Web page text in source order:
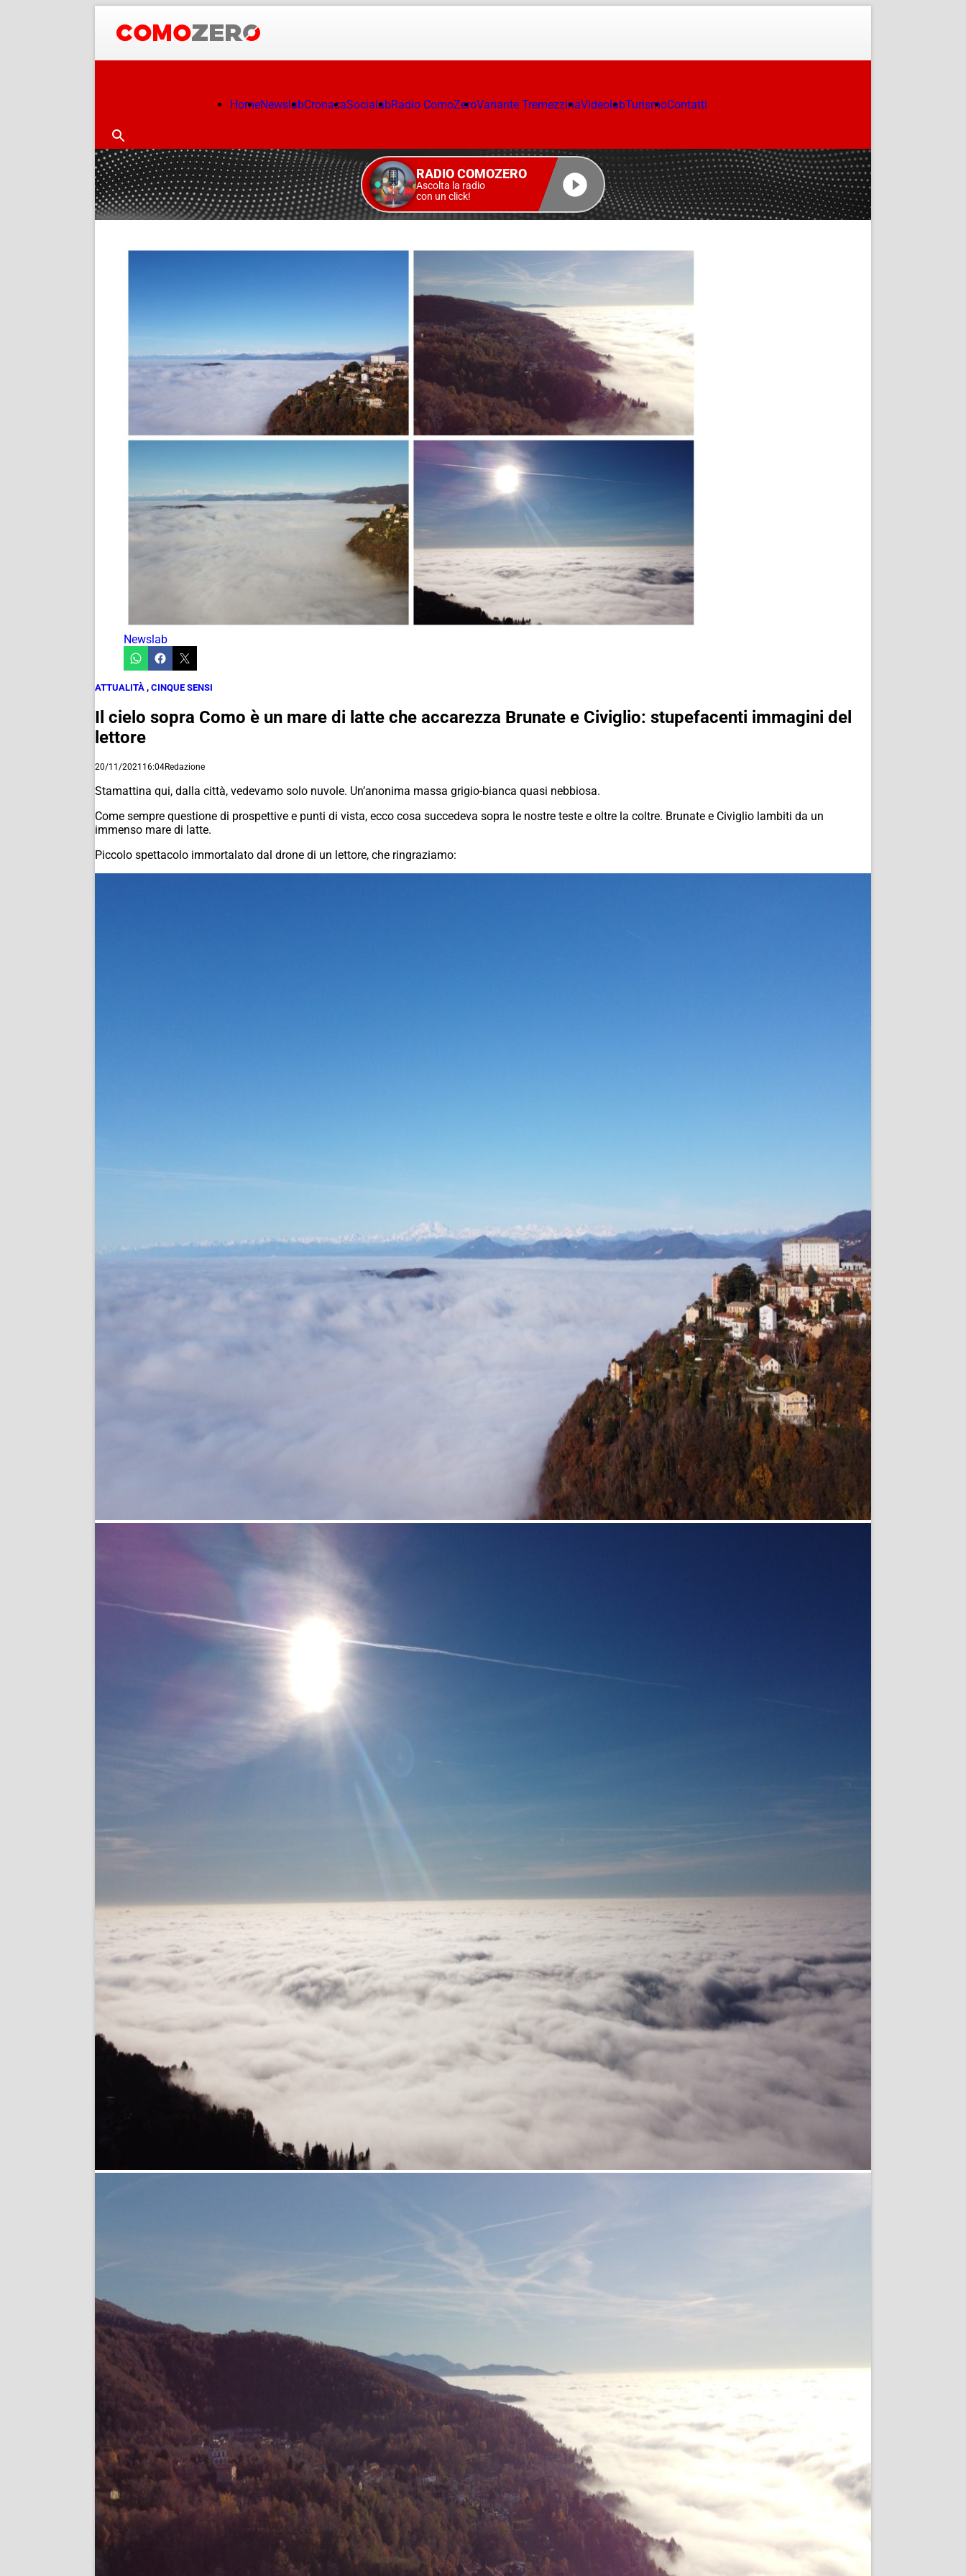
HomeNewslabCronacaSocialabRadio ComoZeroVariante TremezzinaVideolabTurismoContatti
RADIO COMOZERO
Ascolta la radio
con un click!
Newslab
ATTUALITÀ , CINQUE SENSI
Il cielo sopra Como è un mare di latte che accarezza Brunate e Civiglio: stupefacenti immagini del
lettore
20/11/2021 16:04Redazione
Stamattina qui, dalla città, vedevamo solo nuvole. Un’anonima massa grigio-bianca quasi nebbiosa.
Come sempre questione di prospettive e punti di vista, ecco cosa succedeva sopra le nostre teste e oltre la coltre. Brunate e Civiglio lambiti da un
immenso mare di latte.
Piccolo spettacolo immortalato dal drone di un lettore, che ringraziamo: